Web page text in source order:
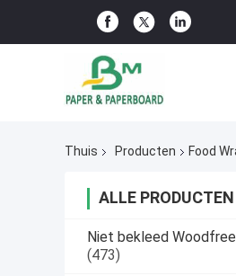
Thuis Producten Food
ALLE PRODUCTEN
Niet bekleed
(473)